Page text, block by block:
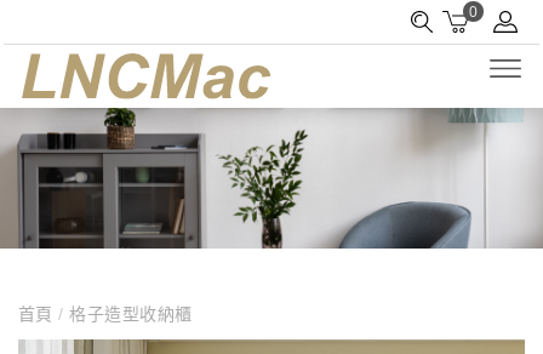
0
首頁/ 格子造型收納櫃